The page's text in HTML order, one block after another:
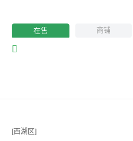
在售 商铺
[西湖区]